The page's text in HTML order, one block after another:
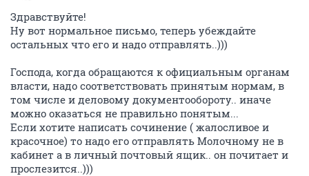
Здравствуйте!
Ну вот нормальное письмо, теперь убеждайте
остальных что его и надо отправлять..)))
Господа, когда обращаются к официальным органам
власти, надо соответствовать принятым нормам, в
том числе и деловому документообороту.. иначе
можно оказаться не правильно понятым...
Если хотите написать сочинение ( жалосливое и
красочное) то надо его отправлять Молочному не в
кабинет а в личный почтовый ящик.. он почитает и
прослезится..)))